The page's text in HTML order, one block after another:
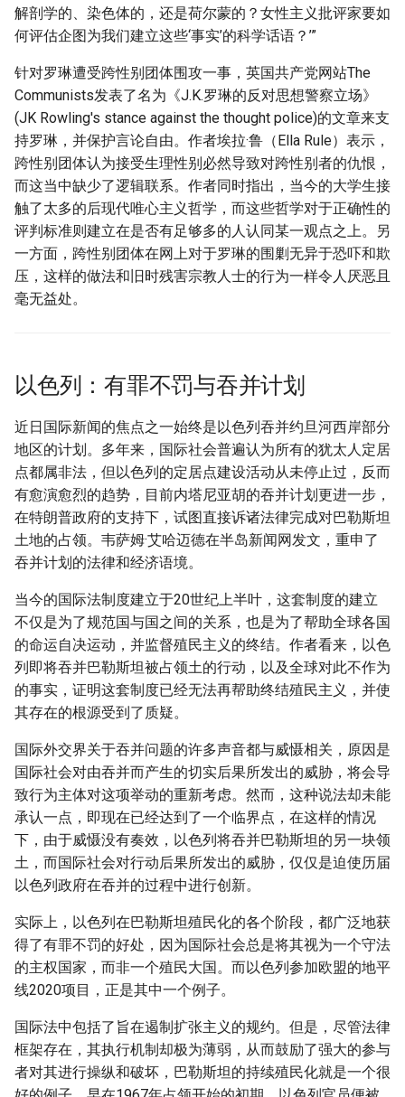
解剖学的、染色体的，还是荷尔蒙的？女性主义批评家要如
何评估企图为我们建立这些‘事实’的科学话语？’”
针对罗琳遭受跨性别团体围攻一事，英国共产党网站The
Communists发表了名为《J.K.罗琳的反对思想警察立场》
(JK Rowling's stance against the thought police)的文章来支
持罗琳，并保护言论自由。作者埃拉·鲁（Ella Rule）表示，
跨性别团体认为接受生理性别必然导致对跨性别者的仇恨，
而这当中缺少了逻辑联系。作者同时指出，当今的大学生接
触了太多的后现代唯心主义哲学，而这些哲学对于正确性的
评判标准则建立在是否有足够多的人认同某一观点之上。另
一方面，跨性别团体在网上对于罗琳的围剿无异于恐吓和欺
压，这样的做法和旧时残害宗教人士的行为一样令人厌恶且
毫无益处。
以色列：有罪不罚与吞并计划
近日国际新闻的焦点之一始终是以色列吞并约旦河西岸部分
地区的计划。多年来，国际社会普遍认为所有的犹太人定居
点都属非法，但以色列的定居点建设活动从未停止过，反而
有愈演愈烈的趋势，目前内塔尼亚胡的吞并计划更进一步，
在特朗普政府的支持下，试图直接诉诸法律完成对巴勒斯坦
土地的占领。韦萨姆·艾哈迈德在半岛新闻网发文，重申了
吞并计划的法律和经济语境。
当今的国际法制度建立于20世纪上半叶，这套制度的建立
不仅是为了规范国与国之间的关系，也是为了帮助全球各国
的命运自决运动，并监督殖民主义的终结。作者看来，以色
列即将吞并巴勒斯坦被占领土的行动，以及全球对此不作为
的事实，证明这套制度已经无法再帮助终结殖民主义，并使
其存在的根源受到了质疑。
国际外交界关于吞并问题的许多声音都与威慑相关，原因是
国际社会对由吞并而产生的切实后果所发出的威胁，将会导
致行为主体对这项举动的重新考虑。然而，这种说法却未能
承认一点，即现在已经达到了一个临界点，在这样的情况
下，由于威慑没有奏效，以色列将吞并巴勒斯坦的另一块领
土，而国际社会对行动后果所发出的威胁，仅仅是迫使历届
以色列政府在吞并的过程中进行创新。
实际上，以色列在巴勒斯坦殖民化的各个阶段，都广泛地获
得了有罪不罚的好处，因为国际社会总是将其视为一个守法
的主权国家，而非一个殖民大国。而以色列参加欧盟的地平
线2020项目，正是其中一个例子。
国际法中包括了旨在遏制扩张主义的规约。但是，尽管法律
框架存在，其执行机制却极为薄弱，从而鼓励了强大的参与
者对其进行操纵和破坏，巴勒斯坦的持续殖民化就是一个很